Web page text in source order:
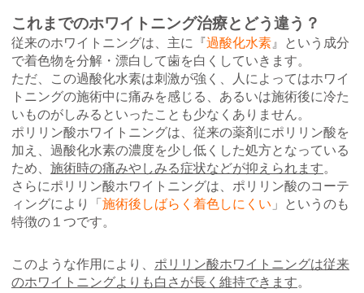
これまでのホワイトニング治療とどう違う？
従来のホワイトニングは、主に『過酸化水素』という成分
で着色物を分解・漂白して歯を白くしていきます。
ただ、この過酸化水素は刺激が強く、人によってはホワイ
トニングの施術中に痛みを感じる、あるいは施術後に冷た
いものがしみるといったことも少なくありません。
ポリリン酸ホワイトニングは、従来の薬剤にポリリン酸を
加え、過酸化水素の濃度を少し低くした処方となっている
ため、 施術時の痛みやしみる症状などが抑えられます。
さらにポリリン酸ホワイトニングは、ポリリン酸のコーテ
ィングにより「施術後しばらく着色しにくい 」というのも
特徴の１つです。
このような作用により、 ポリリン酸ホワイトニングは従来
のホワイトニングよりも白さが長く維持できます。